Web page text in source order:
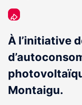
À l’initiative
Montaigu.